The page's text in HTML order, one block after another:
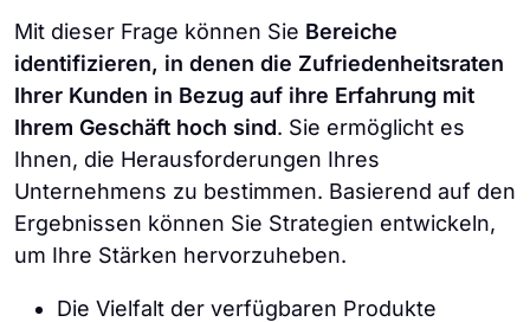
Mit dieser Frage können Sie Bereiche
identifizieren, in denen die Zufriedenheitsraten
Ihrer Kunden in Bezug auf ihre Erfahrung mit
Ihrem Geschäft hoch sind. Sie ermöglicht es
Ihnen, die Herausforderungen Ihres
Unternehmens zu bestimmen. Basierend auf den
Ergebnissen können Sie Strategien entwickeln,
um Ihre Stärken hervorzuheben.
Die Vielfalt der verfügbaren Produkte